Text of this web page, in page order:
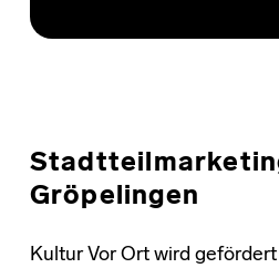
Gröpelingen
Kultur Vor Ort wird